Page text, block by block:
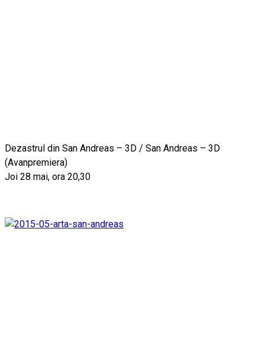
Dezastrul din San Andreas – 3D / San Andreas – 3D
(Avanpremiera)
Joi 28 mai, ora 20,30